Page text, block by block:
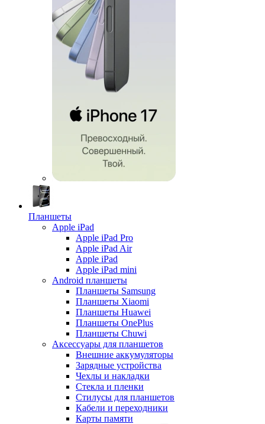
Планшеты
Apple iPad
Apple iPad Pro
Apple iPad Air
Apple iPad
Apple iPad mini
Android планшеты
Планшеты Samsung
Планшеты Xiaomi
Планшеты Huawei
Планшеты OnePlus
Планшеты Chuwi
Аксессуары для планшетов
Внешние аккумуляторы
Зарядные устройства
Чехлы и накладки
Стекла и пленки
Стилусы для планшетов
Кабели и переходники
Карты памяти